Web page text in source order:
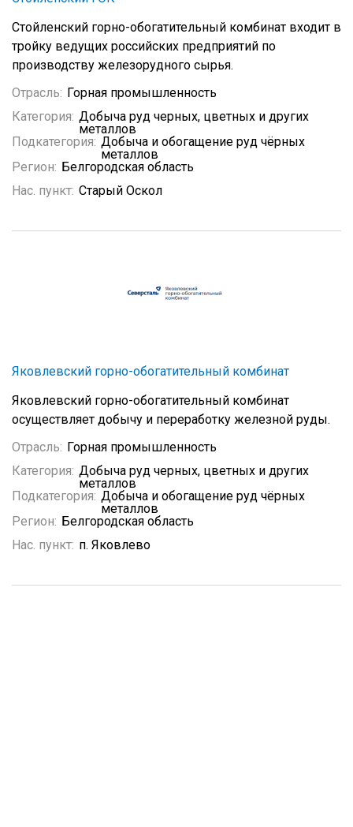
Стойленский горно-обогатительный комбинат входит в
тройку ведущих российских предприятий по
производству железорудного сырья.
Отрасль: Горная промышленность
Категория: Добыча руд черных, цветных и других
металлов
Подкатегория: Добыча и обогащение руд чёрных
металлов
Регион: Белгородская область
Нас. пункт: Старый Оскол
Яковлевский горно-обогатительный комбинат
Яковлевский горно-обогатительный комбинат
осуществляет добычу и переработку железной руды.
Отрасль: Горная промышленность
Категория: Добыча руд черных, цветных и других
металлов
Подкатегория: Добыча и обогащение руд чёрных
металлов
Регион: Белгородская область
Нас. пункт: п. Яковлево